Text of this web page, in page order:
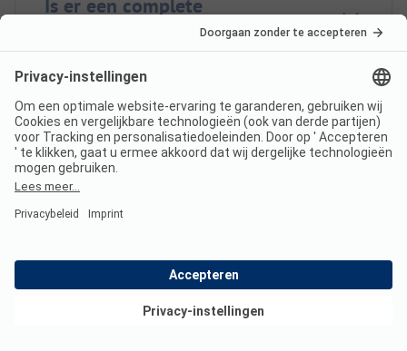
Is er een complete
camperservicestation op
Camping Dijk & Meer?
Bekijk deals